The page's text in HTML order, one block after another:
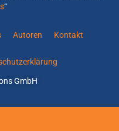
“
Autoren Kontakt
GmbH